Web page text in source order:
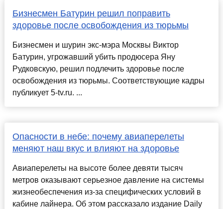
Бизнесмен Батурин решил поправить
здоровье после освобождения из тюрьмы
Бизнесмен и шурин экс-мэра Москвы Виктор
Батурин, угрожавший убить продюсера Яну
Рудковскую, решил подлечить здоровье после
освобождения из тюрьмы. Соответствующие кадры
публикует 5-tv.ru. ...
Опасности в небе: почему авиаперелеты
меняют наш вкус и влияют на здоровье
Авиаперелеты на высоте более девяти тысяч
метров оказывают серьезное давление на системы
жизнеобеспечения из-за специфических условий в
кабине лайнера. Об этом рассказало издание Daily